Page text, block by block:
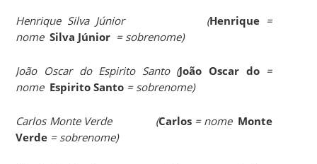
Henrique Silva Júnior (Henrique =
nomeSilva Júnior = sobrenome)
João Oscar do Espirito Santo (João Oscar do=
nome Espirito Santo = sobrenome)
Carlos Monte Verde (Carlos= nome Monte
Verde = sobrenome)